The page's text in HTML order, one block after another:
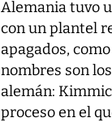
Alemania tuvo
con un plantel
apagados,
nombres son
alemán:
proceso en el